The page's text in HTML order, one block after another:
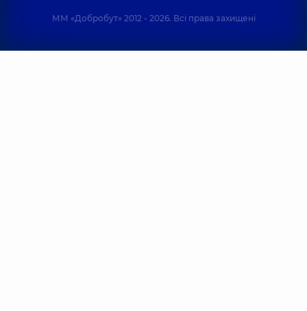
ММ «Добробут» 2012 - 2026. Всі права захищені